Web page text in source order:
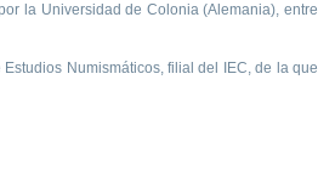
la Universidad de Colonia (Alemania), entre
Numismáticos, filial del IEC, de la que